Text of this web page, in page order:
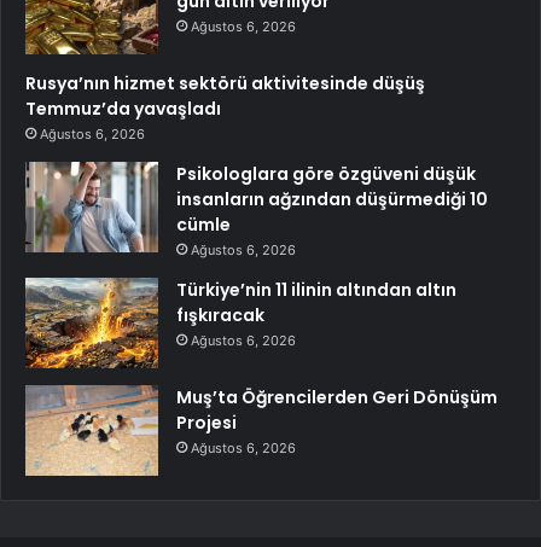
Ağustos 6, 2026
Rusya’nın hizmet sektörü aktivitesinde düşüş
Temmuz’da yavaşladı
Ağustos 6, 2026
Psikologlara göre özgüveni düşük
insanların ağzından düşürmediği 10
cümle
Ağustos 6, 2026
Türkiye’nin 11 ilinin altından altın
fışkıracak
Ağustos 6, 2026
Muş’ta Öğrencilerden Geri Dönüşüm
Projesi
Ağustos 6, 2026